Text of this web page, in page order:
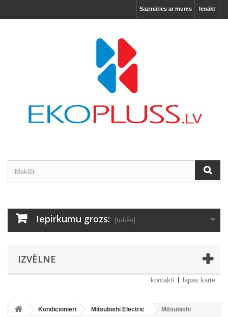
Ienākt
Sazināties ar mums
Iepirkumu grozs: (tukšs)
IZVĒLNE
kontakti lapas karte
Kondicionieri Mitsubishi Electric
Mitsubishi